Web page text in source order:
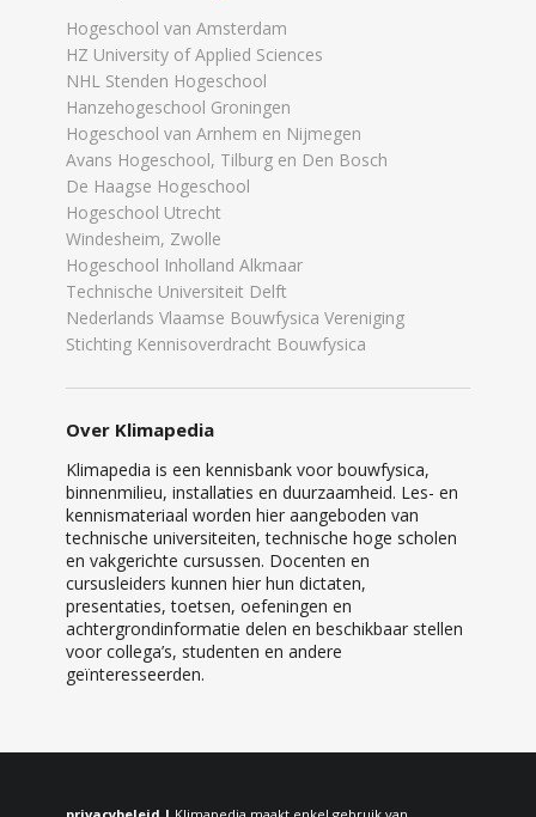
Hogeschool van Amsterdam
HZ University of Applied Sciences
NHL Stenden Hogeschool
Hanzehogeschool Groningen
Hogeschool van Arnhem en Nijmegen
Avans Hogeschool, Tilburg en Den Bosch
De Haagse Hogeschool
Hogeschool Utrecht
Windesheim, Zwolle
Hogeschool Inholland Alkmaar
Technische Universiteit Delft
Nederlands Vlaamse Bouwfysica Vereniging
Stichting Kennisoverdracht Bouwfysica
Over Klimapedia
Klimapedia is een kennisbank voor bouwfysica,
binnenmilieu, installaties en duurzaamheid. Les- en
kennismateriaal worden hier aangeboden van
technische universiteiten, technische hoge scholen
en vakgerichte cursussen. Docenten en
cursusleiders kunnen hier hun dictaten,
presentaties, toetsen, oefeningen en
achtergrondinformatie delen en beschikbaar stellen
voor collega’s, studenten en andere
geïnteresseerden.